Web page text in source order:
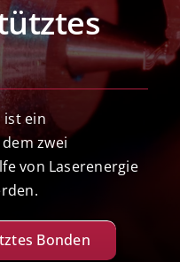
ist ein
zwei
von Laserenergie
Bonden